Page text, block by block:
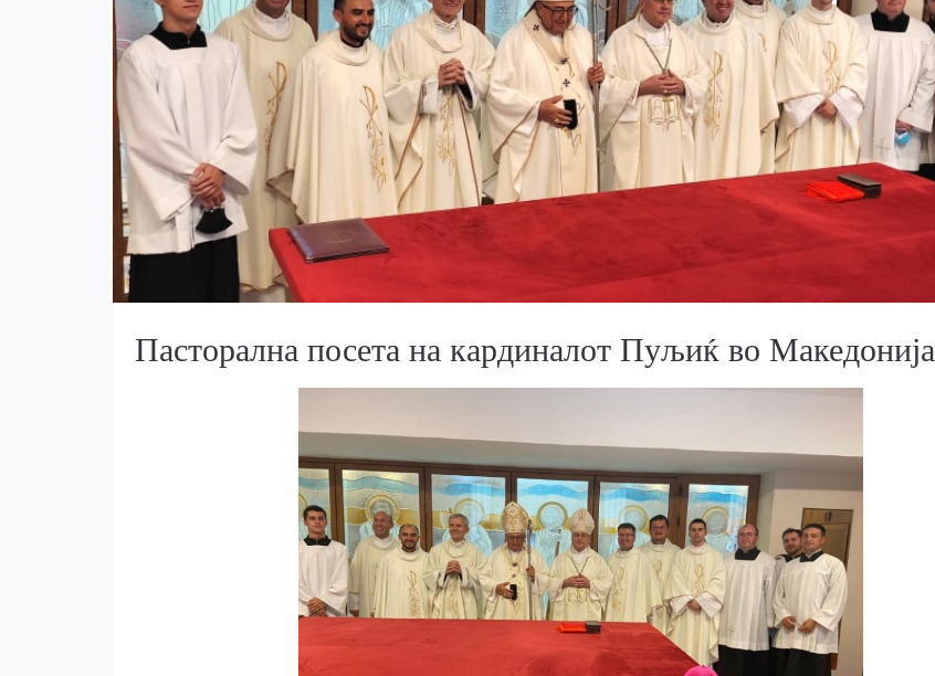
Пасторална посета на кардиналот Пуљиќ во Македонија